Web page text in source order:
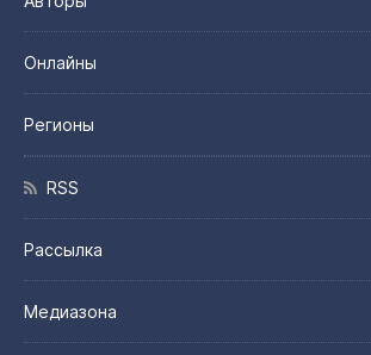
Онлайны
Регионы
RSS
Рассылка
Медиазона